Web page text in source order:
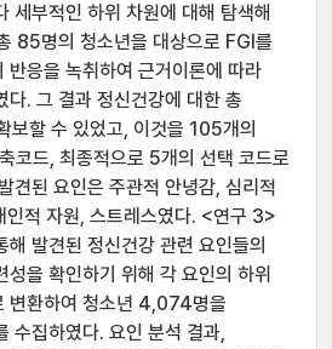
세부적인 하위 차원에 대해 탐색해
85명의 청소년을 대상으로 FGI를
반응을 녹취하여 근거이론에 따라
다. 그 결과 정신건강에 대한 총
보할 수 있었고, 이것을 105개의
코드, 최종적으로 5개의 선택 코드로
견된 요인은 주관적 안녕감, 심리적
인적 자원, 스트레스였다. <연구 3>
해 발견된 정신건강 관련 요인들의
성을 확인하기 위해 각 요인의 하위
변환하여 청소년 4,074명을
수집하였다. 요인 분석 결과,